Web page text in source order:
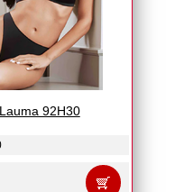
92H30